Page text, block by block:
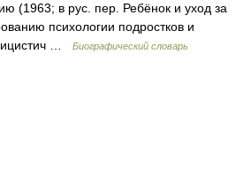
(1963; в рус. пер. Ребёнок и уход за
психологии подростков и
…
Биографический словарь